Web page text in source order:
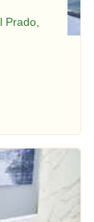
Prado,